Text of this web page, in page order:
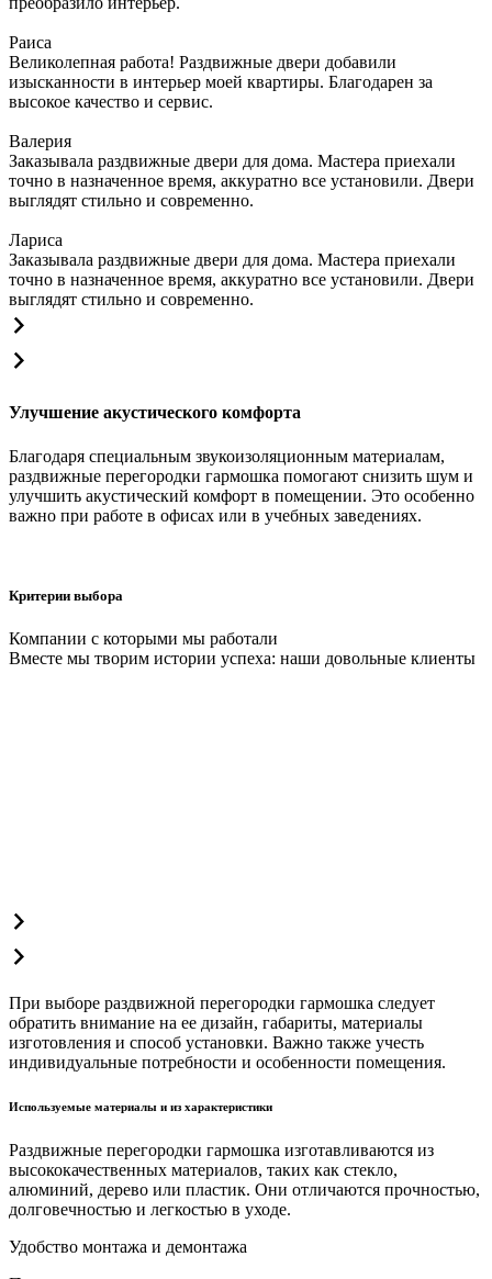
Раиса
Великолепная работа! Раздвижные двери добавили
изысканности в интерьер моей квартиры. Благодарен за
высокое качество и сервис.
Валерия
Заказывала раздвижные двери для дома. Мастера приехали
точно в назначенное время, аккуратно все установили. Двери
выглядят стильно и современно.
Лариса
Заказывала раздвижные двери для дома. Мастера приехали
точно в назначенное время, аккуратно все установили. Двери
выглядят стильно и современно.
Улучшение акустического комфорта
Благодаря специальным звукоизоляционным материалам,
раздвижные перегородки гармошка помогают снизить шум и
улучшить акустический комфорт в помещении. Это особенно
важно при работе в офисах или в учебных заведениях.
Критерии выбора
Компании с которыми мы работали
Вместе мы творим истории успеха: наши довольные клиенты
При выборе раздвижной перегородки гармошка следует
обратить внимание на ее дизайн, габариты, материалы
изготовления и способ установки. Важно также учесть
индивидуальные потребности и особенности помещения.
Используемые материалы и из характеристики
Раздвижные перегородки гармошка изготавливаются из
высококачественных материалов, таких как стекло,
алюминий, дерево или пластик. Они отличаются прочностью,
долговечностью и легкостью в уходе.
Удобство монтажа и демонтажа